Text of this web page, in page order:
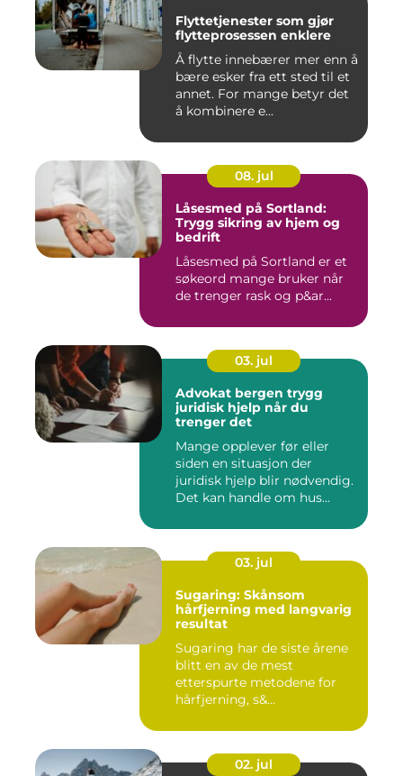
Flyttetjenester som gjør
flytteprosessen enklere
Å flytte innebærer mer enn å
bære esker fra ett sted til et
annet. For mange betyr det
å kombinere e...
08. jul
Låsesmed på Sortland:
Trygg sikring av hjem og
bedrift
Låsesmed på Sortland er et
søkeord mange bruker når
de trenger rask og p&ar...
03. jul
Advokat bergen trygg
juridisk hjelp når du
trenger det
Mange opplever før eller
siden en situasjon der
juridisk hjelp blir nødvendig.
Det kan handle om hus...
03. jul
Sugaring: Skånsom
hårfjerning med langvarig
resultat
Sugaring har de siste årene
blitt en av de mest
etterspurte metodene for
hårfjerning, s&...
02. jul